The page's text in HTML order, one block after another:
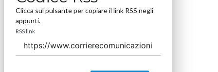
Clicca sul pulsante per copiare il link RSS negli
appunti.
RSS link